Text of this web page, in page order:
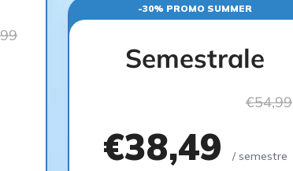
-30% PROMO SUMMER
Semestrale
€54,99
€38,49 / semestre